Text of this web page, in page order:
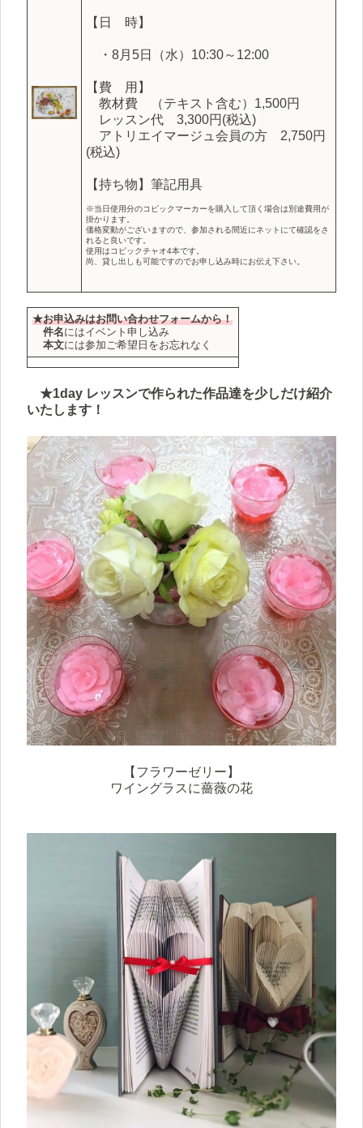
【日 時】
・8月5日（水）10:30～12:00
【費 用】
教材費 （テキスト含む）1,500円
レッスン代 3,300円(税込)
アトリエイマージュ会員の方 2,750円
(税込)
【持ち物】筆記用具
※当日使用分のコピックマーカーを購入して頂く場合は別途費用が
掛かります。
価格変動がございますので、参加される間近にネットにて確認をさ
れると良いです。
使用はコピックチャオ4本です。
尚、貸し出しも可能ですのでお申し込み時にお伝え下さい。
★お申込みはお問い合わせフォームから！
件名にはイベント申し込み
本文には参加ご希望日をお忘れなく
★1day レッスンで作られた作品達を少しだけ紹介
いたします！
【フラワーゼリー】
ワイングラスに薔薇の花